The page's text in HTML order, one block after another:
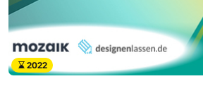
2022